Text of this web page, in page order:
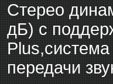
Стерео
дБ) с
передачи